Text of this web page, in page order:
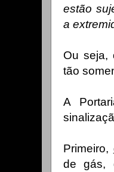
estão
a
Ou seja,
tão
A
Primeiro,
de gás,